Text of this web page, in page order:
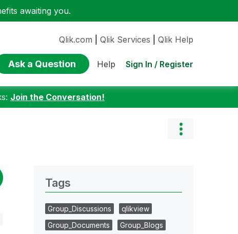
awaiting you.
Qlik.com Qlik Services Qlik Help
Ask a Question Help Sign In / Register
Join the Conversation!
Tags
Group_Discussions
qlikview
Group_Documents
Group_Blogs